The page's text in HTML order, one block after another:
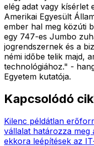
elég adat vagy kísérlet
Amerikai Egyesült
ember hal meg közúti
egy 747-es Jumbo
jogrendszernek és a
némi időbe telik majd,
technológiához." -
Egyetem kutatója.
Kapcsolódó
Kilenc példátlan
vállalat határozza meg
ekkora leépítések az